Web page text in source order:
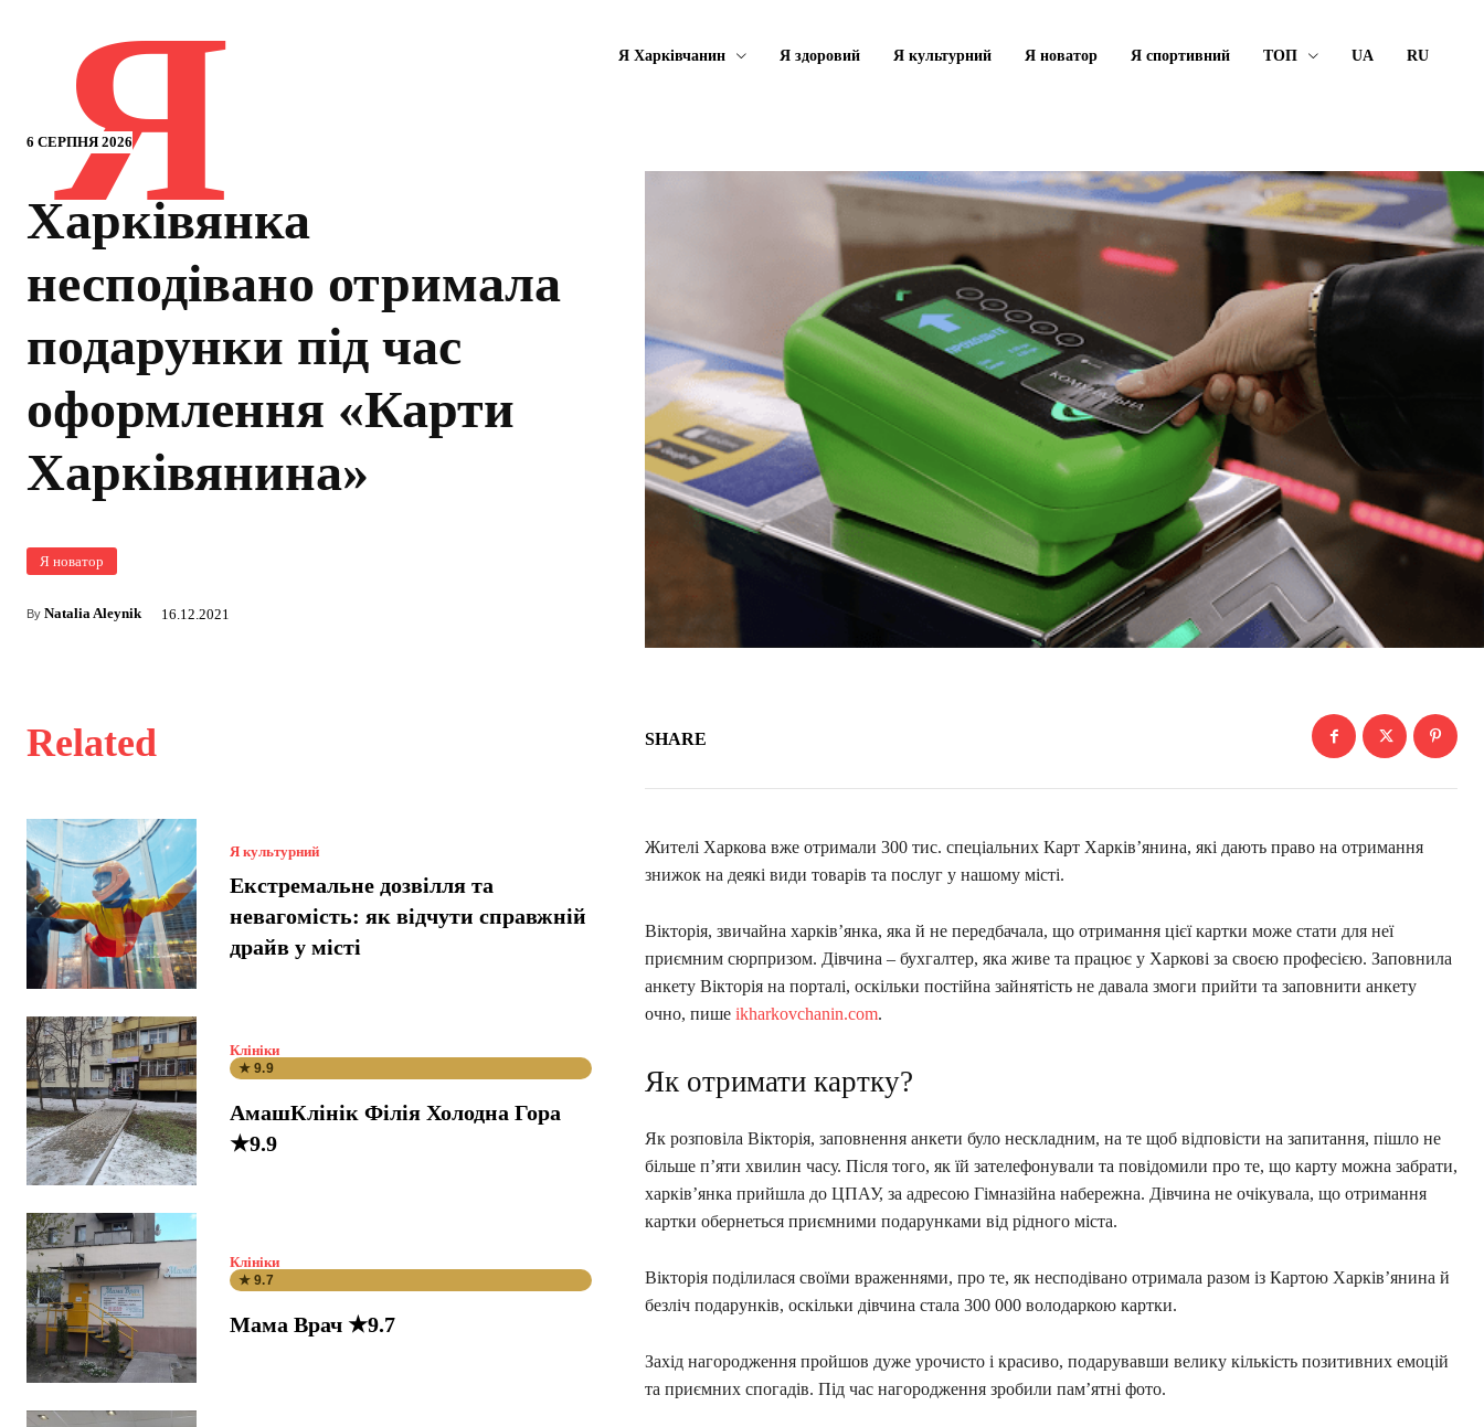
6 СЕРПНЯ 2026
Я Я Харківчанин Я здоровий Я культурний Я новатор Я спортивний ТОП UA RU
Харківянка
несподівано отримала
подарунки під час
оформлення «Карти
Харківянина»
Я новатор
By Natalia Aleynik 16.12.2021
Related
Я культурний
Екстремальне дозвілля та
невагомість: як відчути справжній
драйв у місті
Клініки
★ 9.9
АмашКлінік Філія Холодна Гора
★9.9
Клініки
★ 9.7
Мама Врач ★9.7
SHARE
Жителі Харкова вже отримали 300 тис. спеціальних Карт Харків’янина, які дають право на отримання
знижок на деякі види товарів та послуг у нашому місті.
Вікторія, звичайна харків’янка, яка й не передбачала, що отримання цієї картки може стати для неї
приємним сюрпризом. Дівчина – бухгалтер, яка живе та працює у Харкові за своєю професією. Заповнила
анкету Вікторія на порталі, оскільки постійна зайнятість не давала змоги прийти та заповнити анкету
очно, пише ikharkovchanin.com.
Як отримати картку?
Як розповіла Вікторія, заповнення анкети було нескладним, на те щоб відповісти на запитання, пішло не
більше п’яти хвилин часу. Після того, як їй зателефонували та повідомили про те, що карту можна забрати,
харків’янка прийшла до ЦПАУ, за адресою Гімназійна набережна. Дівчина не очікувала, що отримання
картки обернеться приємними подарунками від рідного міста.
Вікторія поділилася своїми враженнями, про те, як несподівано отримала разом із Картою Харків’янина й
безліч подарунків, оскільки дівчина стала 300 000 володаркою картки.
Захід нагородження пройшов дуже урочисто і красиво, подарувавши велику кількість позитивних емоцій
та приємних спогадів. Під час нагородження зробили пам’ятні фото.